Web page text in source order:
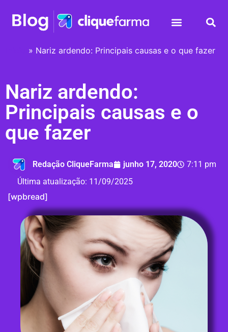
» Nariz ardendo: Principais causas e o que fazer
Nariz ardendo:
Principais causas e o
que fazer
Redação CliqueFarma junho 17, 2020
7:11 pm
Última atualização: 11/09/2025
[wpbread]